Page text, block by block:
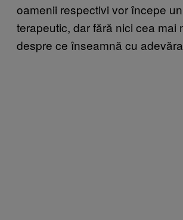
oamenii respectivi vor începe
terapeutic, dar fără nici cea mai
despre ce înseamnă cu